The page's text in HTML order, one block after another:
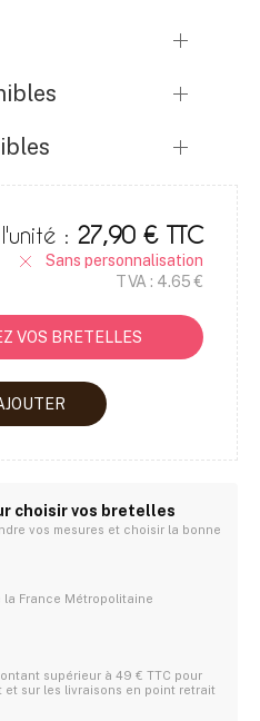
: 27,90 € TTC
Sans personnalisation
TVA : 4.65 €
VOS BRETELLES
choisir vos bretelles
vos mesures et choisir la bonne
la France Métropolitaine
supérieur à 49 € TTC pour
et sur les livraisons en point retrait